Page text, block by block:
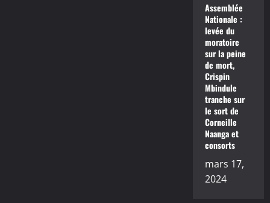
Assemblée
Nationale :
levée du
moratoire
sur la peine
de mort,
Crispin
Mbindule
tranche sur
le sort de
Corneille
Naanga et
consorts
mars 17,
2024